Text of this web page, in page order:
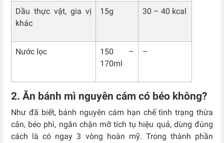
Dầu thực vật, gia vị
khác
15g 30 – 40 kcal
Nước lọc
150 –
170ml
–
2. Ăn bánh mì nguyên cám có béo không?
Như đã biết, bánh nguyên cám hạn chế tình trạng thừa
cân, béo phì, ngăn chặn mỡ tích tụ hiệu quả, dùng đúng
cách là có ngay 3 vòng hoàn mỹ. Trong thành phần